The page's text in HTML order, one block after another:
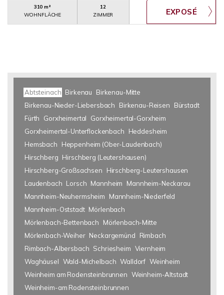
310 m²
WOHNFLÄCHE
12
ZIMMER
Abtsteinach Birkenau
Birkenau-Mitte
Birkenau-Nieder-Liebersbach
Birkenau-Reisen
Bürstadt
Fürth
Gorxheimertal
Gorxheimertal-Gorxheim
Gorxheimertal-Unterflockenbach
Heddesheim
Hemsbach
Heppenheim (Ober-Laudenbach)
Hirschberg Hirschberg (Leutershausen)
Hirschberg-Großsachsen
Hirschberg-Leutershausen
Laudenbach Lorsch Mannheim
Mannheim-Neckarau
Mannheim-Neuhermsheim
Mannheim-Niederfeld
Mannheim-Oststadt Mörlenbach
Mörlenbach-Bettenbach
Mörlenbach-Mitte
Mörlenbach-Weiher Neckargemünd
Rimbach
Rimbach-Albersbach Schriesheim Viernheim
Waghäusel Wald-Michelbach Walldorf Weinheim
Weinheim am Rodensteinbrunnen Weinheim-Altstadt
Weinheim-am Rodensteinbrunnen